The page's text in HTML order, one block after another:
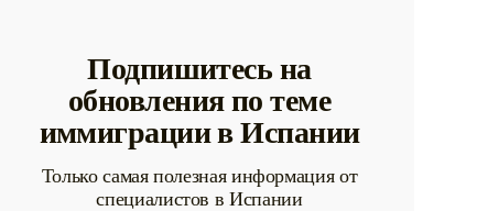
Подпишитесь на
обновления по теме
иммиграции в Испании
Только самая полезная информация от
специалистов в Испании